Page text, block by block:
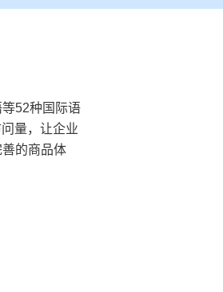
52种国际语
量，让企业
的商品体